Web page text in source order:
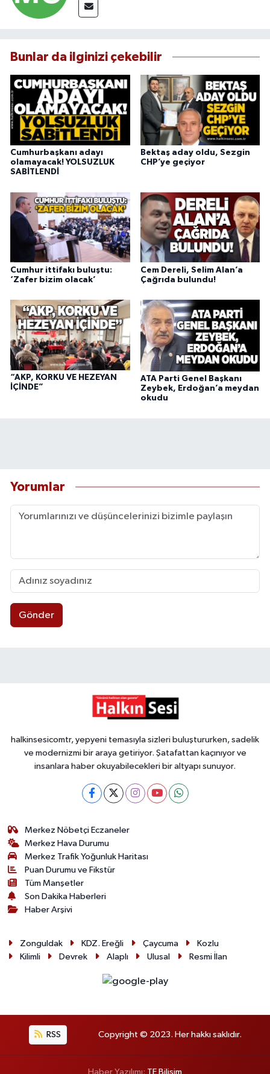
Bunlar da ilginizi çekebilir
Cumhurbaşkanı adayı
olamayacak! YOLSUZLUK
SABİTLENDİ
Bektaş aday oldu, Sezgin
CHP’ye geçiyor
Cumhur ittifakı buluştu:
‘Zafer bizim olacak’
Cem Dereli, Selim Alan’a
Çağrıda bulundu!
“AKP, KORKU VE HEZEYAN
İÇİNDE”
ATA Parti Genel Başkanı
Zeybek, Erdoğan’a meydan
okudu
Yorumlar
Gönder
halkinsesicomtr, yepyeni temasıyla sizleri buluştururken, sadelik
ve modernizmi bir araya getiriyor. Şatafattan kaçınıyor ve
insanlara haber okuyabilecekleri bir altyapı sunuyor.
Merkez Nöbetçi Eczaneler
Merkez Hava Durumu
Merkez Trafik Yoğunluk Haritası
Puan Durumu ve Fikstür
Tüm Manşetler
Son Dakika Haberleri
Haber Arşivi
Zonguldak KDZ. Ereğli Çaycuma
Kozlu
Kilimli
Devrek Alaplı Ulusal Resmi İlan
RSS Copyright © 2023. Her hakkı saklıdır.
Haber Yazılımı: TE Bilişim